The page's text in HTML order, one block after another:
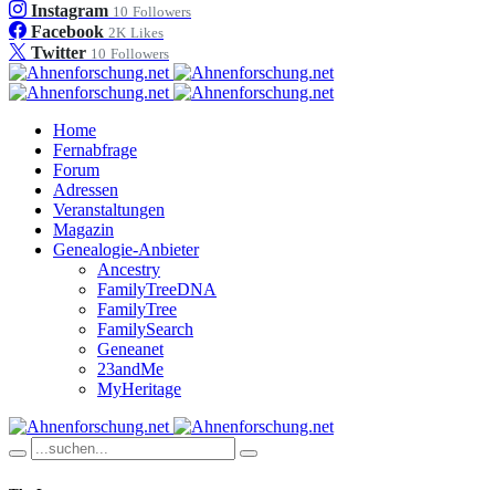
Instagram 10 Followers
Facebook 2K Likes
Twitter 10 Followers
Home
Fernabfrage
Forum
Adressen
Veranstaltungen
Magazin
Genealogie-Anbieter
Ancestry
FamilyTreeDNA
FamilyTree
FamilySearch
Geneanet
23andMe
MyHeritage